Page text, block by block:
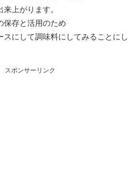
上がります。
保存と活用のため
にして調味料にしてみることにし
スポンサーリンク